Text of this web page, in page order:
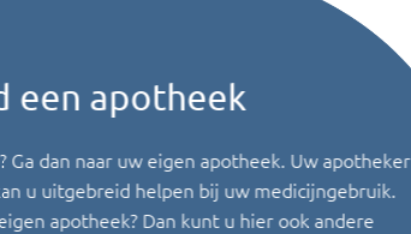
een apotheek
dan naar uw eigen apotheek. Uw apotheker
u uitgebreid helpen bij uw medicijngebruik.
apotheek? Dan kunt u hier ook andere